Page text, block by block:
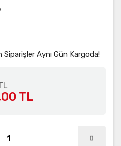
Aynı Gün Kargoda!
TL